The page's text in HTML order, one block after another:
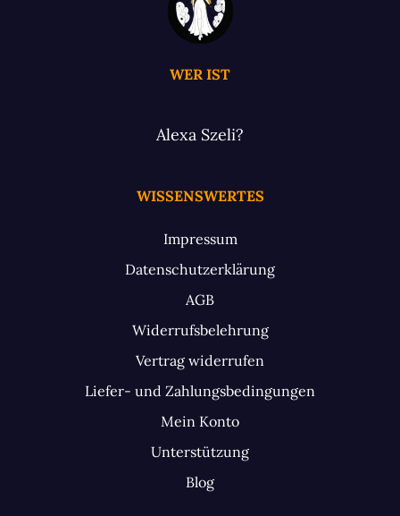
WER IST
Alexa Szeli?
WISSENSWERTES
Impressum
Datenschutzerklärung
AGB
Widerrufsbelehrung
Vertrag widerrufen
Liefer- und Zahlungsbedingungen
Mein Konto
Unterstützung
Blog